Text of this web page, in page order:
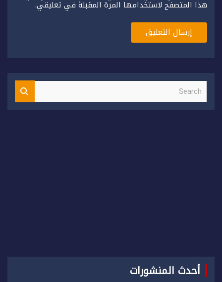
هذا المتصفح لاستخدامها المرة المقبلة في تعليقي.
S
a
أحدث المنشورات